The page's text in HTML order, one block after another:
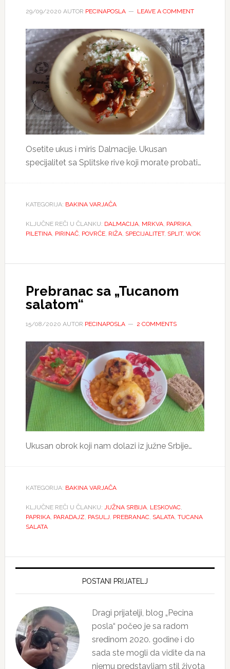
29/09/2020 AUTOR PECINAPOSLA LEAVE A COMMENT
Osetite ukus i miris Dalmacije. Ukusan
specijalitet sa Splitske rive koji morate probati…
KATEGORIJA: BAKINA VARJAČA
KLJUČNE REČI U ČLANKU: DALMACIJA, MRKVA, PAPRIKA,
PILETINA, PIRINAČ, POVRĆE, RIŽA, SPECIJALITET, SPLIT, WOK
Prebranac sa „Tucanom
salatom“
15/08/2020 AUTOR PECINAPOSLA 2 COMMENTS
Ukusan obrok koji nam dolazi iz južne Srbije…
KATEGORIJA: BAKINA VARJAČA
KLJUČNE REČI U ČLANKU: JUŽNA SRBIJA, LESKOVAC,
PAPRIKA, PARADAJZ, PASULJ, PREBRANAC, SALATA, TUCANA
SALATA
Primary
POSTANI PRIJATELJ
Dragi prijatelji, blog „Pecina
posla“ počeo je sa radom
sredinom 2020. godine i do
sada ste mogli da vidite da na
njemu predstavljam stil života